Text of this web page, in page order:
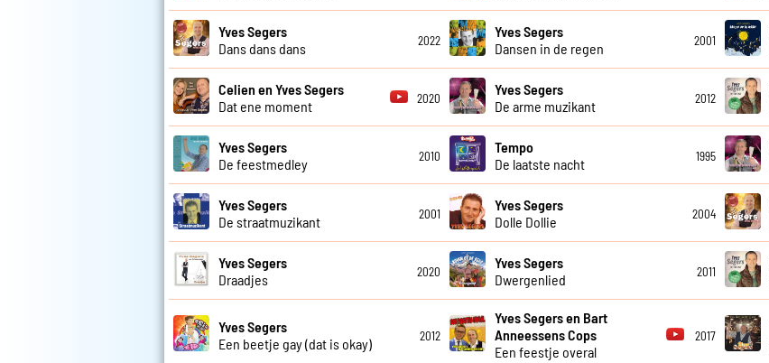
Yves Segers
Dans dans dans
2022
Yves Segers
Dansen in de regen
2001
Celien en Yves Segers
Dat ene moment
2020
Yves Segers
De arme muzikant
2012
Yves Segers
De feestmedley
2010
Tempo
De laatste nacht
1995
Yves Segers
De straatmuzikant
2001
Yves Segers
Dolle Dollie
2004
Yves Segers
Draadjes
2020
Yves Segers
Dwergenlied
2011
Yves Segers
Een beetje gay (dat is okay)
2012
Yves Segers en Bart
Anneessens Cops
Een feestje overal
2017